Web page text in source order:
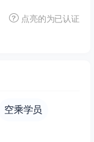
点亮的为已认证
空乘学员